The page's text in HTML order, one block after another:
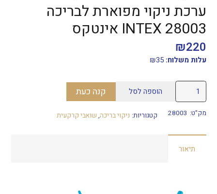
ערכת ניקוי מפוארת לבריכה
INTEX 28003 אינטקס
₪220
עלות משלוח: ₪35
כמות
של
ערכת
מפוארת
לבריכה
הוספה לסל קנה כעת
מק"ט: 28003 קטגוריות: ניקוי בריכה, שואבי קרקעית
תיאור